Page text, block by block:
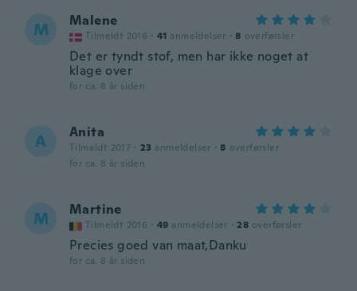
M Malene
Tilmeldt 2016 · 41 anmeldelser · 8 overførsler
Det er tyndt stof, men har ikke noget at
klage over
for ca. 8 år siden
A Anita
Tilmeldt 2017 · 23 anmeldelser · 8 overførsler
for ca. 8 år siden
M Martine
Tilmeldt 2016 · 49 anmeldelser · 28 overførsler
Precies goed van maat,Danku
for ca. 8 år siden